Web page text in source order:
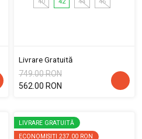
Livrare Gratuită
749.00 RON
562.00 RON
LIVRARE GRATUITĂ
ECONOMISIȚI 237.00 RON